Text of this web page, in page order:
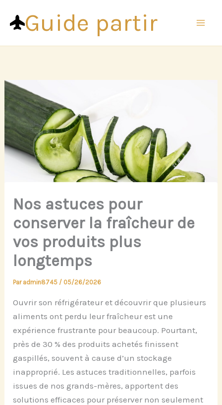
contenuGuide partir
Nos astuces pour
conserver la fraîcheur de
vos produits plus
longtemps
Par admin8745 / 05/26/2026
Ouvrir son réfrigérateur et découvrir que plusieurs
aliments ont perdu leur fraîcheur est une
expérience frustrante pour beaucoup. Pourtant,
près de 30 % des produits achetés finissent
gaspillés, souvent à cause d’un stockage
inapproprié. Les astuces traditionnelles, parfois
issues de nos grands-mères, apportent des
solutions efficaces pour préserver non seulement